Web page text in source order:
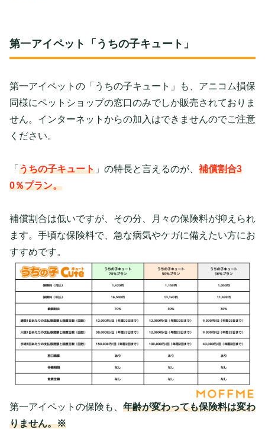
第一アイペット「うちの子キュート」
第一アイペットの「うちの子キュート」も、アニコム損保
同様にペットショップの窓口のみでしか販売されておりま
せん。インターネットからの加入はできませんのでご注意
ください。
「 うちの子キュート 」の特長と言えるのが、 補償割合3
0％プラン。
補償割合は低いですが、その分、月々の保険料が抑えられ
ます。手頃な保険料で、急な病気やケガに備えたい方にお
すすめです。
第一アイペットの保険も、 年齢が変わっても保険料は変わ
りません。※